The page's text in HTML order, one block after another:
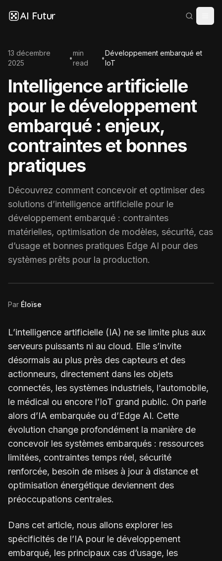
AI Futur
13 décembre
2025
•
min
read
•
Développement embarqué et
IoT
Intelligence artificielle
pour le développement
embarqué : enjeux,
contraintes et bonnes
pratiques
Découvrez comment concevoir et optimiser des
solutions d’intelligence artificielle pour le
développement embarqué : contraintes
matérielles, optimisation de modèles, sécurité, cas
d’usage et bonnes pratiques Edge AI pour des
systèmes prêts pour la production.
Par Éloïse
L’intelligence artificielle (IA) ne se limite plus aux
serveurs puissants ni au cloud. Elle s’invite
désormais au plus près des capteurs et des
actionneurs, directement dans les objets
connectés, les systèmes industriels, l’automobile,
le médical ou encore l’IoT grand public. On parle
alors d’IA embarquée ou d’Edge AI. Cette
évolution change profondément la manière de
concevoir les systèmes embarqués : ressources
limitées, contraintes temps réel, sécurité
renforcée, besoin de mises à jour à distance et
optimisation énergétique deviennent des
préoccupations centrales.
Dans cet article, nous allons explorer les
spécificités de l’IA pour le développement
embarqué, les principaux cas d’usage, les